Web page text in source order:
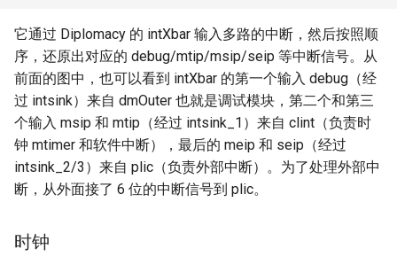
它通过 Diplomacy 的 intXbar 输入多路的中断，然后按照顺
序，还原出对应的 debug/mtip/msip/seip 等中断信号。从
前面的图中，也可以看到 intXbar 的第一个输入 debug（经
过 intsink）来自 dmOuter 也就是调试模块，第二个和第三
个输入 msip 和 mtip（经过 intsink_1）来自 clint（负责时
钟 mtimer 和软件中断），最后的 meip 和 seip（经过
intsink_2/3）来自 plic（负责外部中断）。为了处理外部中
断，从外面接了 6 位的中断信号到 plic。
时钟